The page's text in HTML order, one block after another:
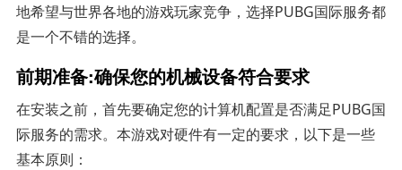
地希望与世界各地的游戏玩家竞争，选择PUBG国际服务都
是一个不错的选择。
前期准备:确保您的机械设备符合要求
在安装之前，首先要确定您的计算机配置是否满足PUBG国
际服务的需求。本游戏对硬件有一定的要求，以下是一些
基本原则：